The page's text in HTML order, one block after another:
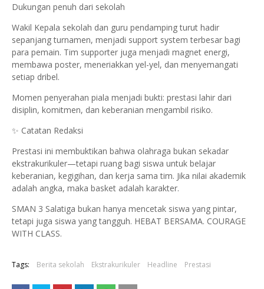
Dukungan penuh dari sekolah
Wakil Kepala sekolah dan guru pendamping turut hadir
sepanjang turnamen, menjadi support system terbesar bagi
para pemain. Tim supporter juga menjadi magnet energi,
membawa poster, meneriakkan yel-yel, dan menyemangati
setiap dribel.
Momen penyerahan piala menjadi bukti: prestasi lahir dari
disiplin, komitmen, dan keberanian mengambil risiko.
✨ Catatan Redaksi
Prestasi ini membuktikan bahwa olahraga bukan sekadar
ekstrakurikuler—tetapi ruang bagi siswa untuk belajar
keberanian, kegigihan, dan kerja sama tim. Jika nilai akademik
adalah angka, maka basket adalah karakter.
SMAN 3 Salatiga bukan hanya mencetak siswa yang pintar,
tetapi juga siswa yang tangguh. HEBAT BERSAMA. COURAGE
WITH CLASS.
Tags: Berita sekolah Ekstrakurikuler Headline Prestasi